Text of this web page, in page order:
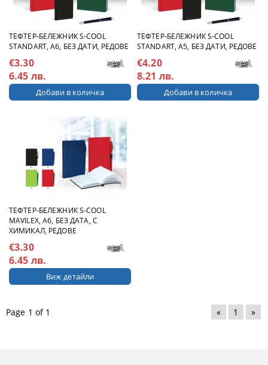
ТЕФТЕР-БЕЛЕЖНИК S-COOL
STANDART, А6, БЕЗ ДАТИ, РЕДОВЕ
€3.30
6.45 лв.
ТЕФТЕР-БЕЛЕЖНИК S-COOL
STANDART, А5, БЕЗ ДАТИ, РЕДОВЕ
€4.20
8.21 лв.
ТЕФТЕР-БЕЛЕЖНИК S-COOL
MAVILEX, А6, БЕЗ ДАТА, С
ХИМИКАЛ, РЕДОВЕ
€3.30
6.45 лв.
Виж детайли
Page 1 of 1 « 1 »